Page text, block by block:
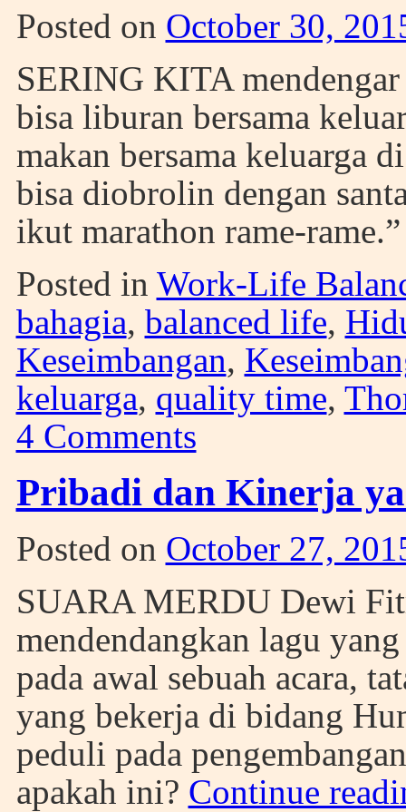
Posted on October 30,
SERING KITA
bisa liburan bersama
makan bersama keluarga
bisa diobrolin dengan
ikut marathon rame-
Posted in Work-Life
bahagia, balanced life,
Keseimbangan,
keluarga, quality time,
4 Comments
Pribadi dan Kinerja
Posted on October 27,
SUARA MERDU Dewi
mendendangkan lagu
pada awal sebuah acara,
yang bekerja di bidang
peduli pada
apakah ini? Continue